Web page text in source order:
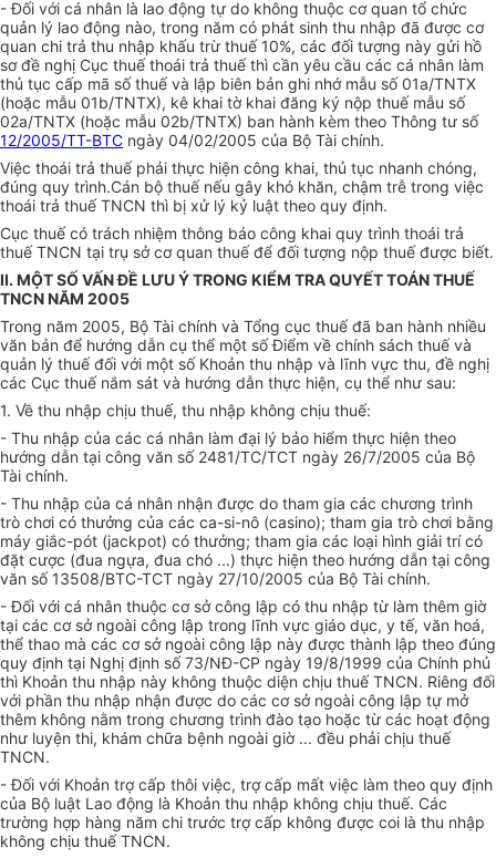
- Đối với cá nhân là lao động tự do không thuộc cơ quan tổ chức
quản lý lao động nào, trong năm có phát sinh thu nhập đã được cơ
quan chi trả thu nhập khấu trừ thuế 10%, các đối tượng này gửi hồ
sơ đề nghị Cục thuế thoái trả thuế thì cần yêu cầu các cá nhân làm
thủ tục cấp mã số thuế và lập biên bản ghi nhớ mẫu số 01a/TNTX
(hoặc mẫu 01b/TNTX), kê khai tờ khai đăng ký nộp thuế mẫu số
02a/TNTX (hoặc mẫu 02b/TNTX) ban hành kèm theo Thông tư số
12/2005/TT-BTC ngày 04/02/2005 của Bộ Tài chính.
Việc thoái trả thuế phải thực hiện công khai, thủ tục nhanh chóng,
đúng quy trình.Cán bộ thuế nếu gây khó khăn, chậm trễ trong việc
thoái trả thuế TNCN thì bị xử lý kỷ luật theo quy định.
Cục thuế có trách nhiệm thông báo công khai quy trình thoái trả
thuế TNCN tại trụ sở cơ quan thuế để đối tượng nộp thuế được biết.
II. MỘT SỐ VẤN ĐỀ LƯU Ý TRONG KIỂM TRA QUYẾT TOÁN THUẾ
TNCN NĂM 2005
Trong năm 2005, Bộ Tài chính và Tổng cục thuế đã ban hành nhiều
văn bản để hướng dẫn cụ thể một số Điểm về chính sách thuế và
quản lý thuế đối với một số Khoản thu nhập và lĩnh vực thu, đề nghị
các Cục thuế nắm sát và hướng dẫn thực hiện, cụ thể như sau:
1. Về thu nhập chịu thuế, thu nhập không chịu thuế:
- Thu nhập của các cá nhân làm đại lý bảo hiểm thực hiện theo
hướng dẫn tại công văn số 2481/TC/TCT ngày 26/7/2005 của Bộ
Tài chính.
- Thu nhập của cá nhân nhận được do tham gia các chương trình
trò chơi có thưởng của các ca-si-nô (casino); tham gia trò chơi bằng
máy giắc-pót (jackpot) có thưởng; tham gia các loại hình giải trí có
đặt cược (đua ngựa, đua chó ...) thực hiện theo hướng dẫn tại công
văn số 13508/BTC-TCT ngày 27/10/2005 của Bộ Tài chính.
- Đối với cá nhân thuộc cơ sở công lập có thu nhập từ làm thêm giờ
tại các cơ sở ngoài công lập trong lĩnh vực giáo dục, y tế, văn hoá,
thể thao mà các cơ sở ngoài công lập này được thành lập theo đúng
quy định tại Nghị định số 73/NĐ-CP ngày 19/8/1999 của Chính phủ
thì Khoản thu nhập này không thuộc diện chịu thuế TNCN. Riêng đối
với phần thu nhập nhận được do các cơ sở ngoài công lập tự mở
thêm không nằm trong chương trình đào tạo hoặc từ các hoạt động
như luyện thi, khám chữa bệnh ngoài giờ ... đều phải chịu thuế
TNCN.
- Đối với Khoản trợ cấp thôi việc, trợ cấp mất việc làm theo quy định
của Bộ luật Lao động là Khoản thu nhập không chịu thuế. Các
trường hợp hàng năm chi trước trợ cấp không được coi là thu nhập
không chịu thuế TNCN.